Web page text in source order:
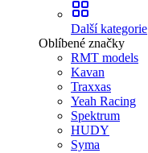
Další kategorie
Oblíbené značky
RMT models
Kavan
Traxxas
Yeah Racing
Spektrum
HUDY
Syma